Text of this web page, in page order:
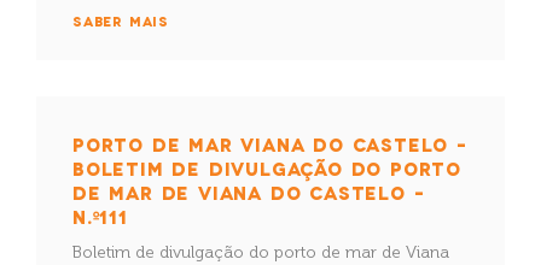
SABER MAIS
PORTO DE MAR VIANA DO CASTELO –
BOLETIM DE DIVULGAÇÃO DO PORTO
DE MAR DE VIANA DO CASTELO –
N.º111
Boletim de divulgação do porto de mar de Viana